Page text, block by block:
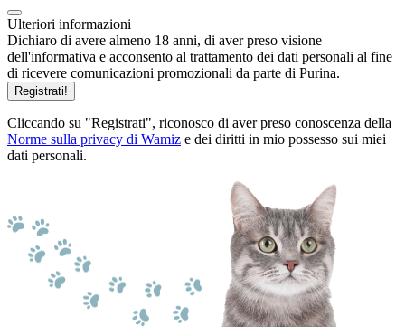
Ulteriori informazioni
Dichiaro di avere almeno 18 anni, di aver preso visione
dell'informativa e acconsento al trattamento dei dati personali al fine
di ricevere comunicazioni promozionali da parte di Purina.
Registrati!
Cliccando su "Registrati", riconosco di aver preso conoscenza della
Norme sulla privacy di Wamiz e dei diritti in mio possesso sui miei
dati personali.